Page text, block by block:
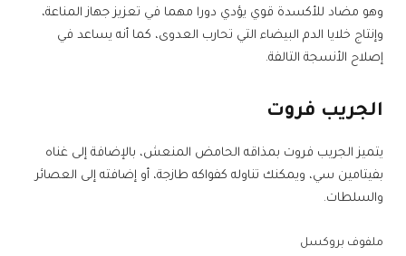
وهو مضاد للأكسدة قوي يؤدي دورا مهما في تعزيز جهاز المناعة،
وإنتاج خلايا الدم البيضاء التي تحارب العدوى، كما أنه يساعد في
إصلاح الأنسجة التالفة.
الجريب فروت
يتميز الجريب فروت بمذاقه الحامض المنعش، بالإضافة إلى غناه
بفيتامين سي، ويمكنك تناوله كفواكه طازجة، أو إضافته إلى العصائر
والسلطات.
ملفوف بروكسل